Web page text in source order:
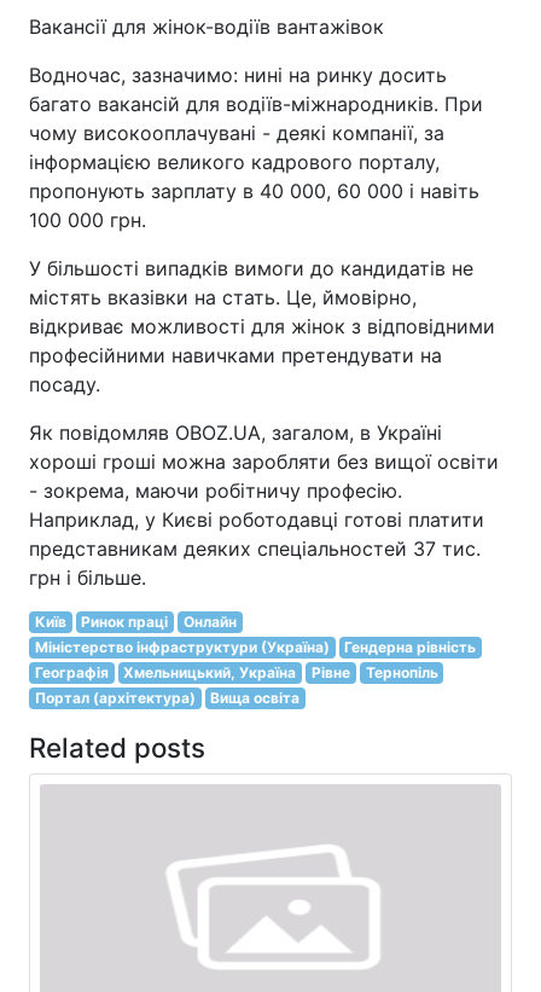
Вакансії для жінок-водіїв вантажівок
Водночас, зазначимо: нині на ринку досить
багато вакансій для водіїв-міжнародників. При
чому високооплачувані - деякі компанії, за
інформацією великого кадрового порталу,
пропонують зарплату в 40 000, 60 000 і навіть
100 000 грн.
У більшості випадків вимоги до кандидатів не
містять вказівки на стать. Це, ймовірно,
відкриває можливості для жінок з відповідними
професійними навичками претендувати на
посаду.
Як повідомляв OBOZ.UA, загалом, в Україні
хороші гроші можна заробляти без вищої освіти
- зокрема, маючи робітничу професію.
Наприклад, у Києві роботодавці готові платити
представникам деяких спеціальностей 37 тис.
грн і більше.
Київ Ринок праці
Онлайн
Міністерство інфраструктури (Україна)
Гендерна рівність
Географія
Хмельницький, Україна Рівне
Тернопіль
Портал (архітектура)
Вища освіта
Related posts